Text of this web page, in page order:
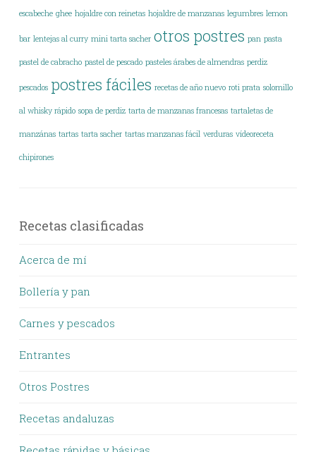
escabeche ghee hojaldre con reinetas hojaldre de manzanas legumbres lemon
bar lentejas al curry mini tarta sacher otros postres pan pasta
pastel de cabracho pastel de pescado pasteles árabes de almendras perdiz
pescados postres fáciles recetas de año nuevo roti prata solomillo
al whisky rápido sopa de perdiz tarta de manzanas francesas tartaletas de
manzánas tartas tarta sacher tartas manzanas fácil verduras vídeoreceta
chipirones
Recetas clasificadas
Acerca de mí
Bollería y pan
Carnes y pescados
Entrantes
Otros Postres
Recetas andaluzas